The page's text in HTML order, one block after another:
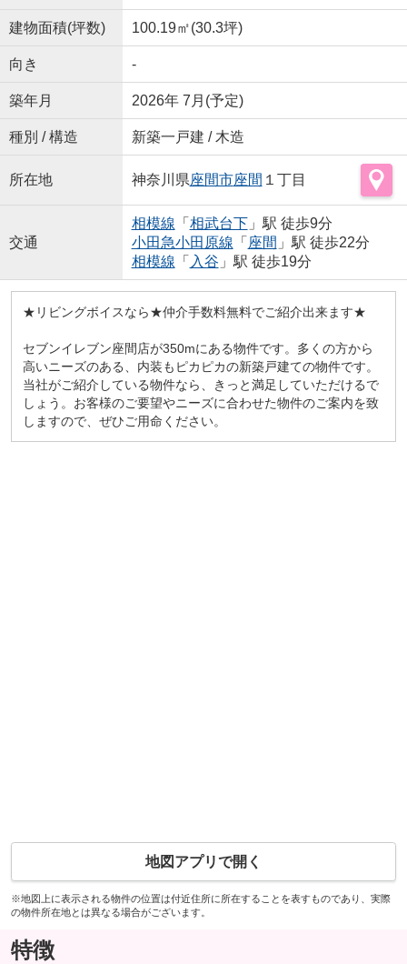
建物面積(坪数) 100.19㎡(30.3坪)
向き -
築年月 2026年 7月(予定)
種別 / 構造 新築一戸建 / 木造
所在地 神奈川県座間市座間 １丁目
交通
相模線 「 相武台下」駅 徒歩9分
小田急小田原線 「 座間 」駅 徒歩22分
相模線 「 入谷 」駅 徒歩19分
★リビングボイスなら★仲介手数料無料でご紹介出来ます★
セブンイレブン座間店が350mにある物件です。多くの方から
高いニーズのある、内装もピカピカの新築戸建ての物件です。
当社がご紹介している物件なら、きっと満足していただけるで
しょう。お客様のご要望やニーズに合わせた物件のご案内を致
しますので、ぜひご用命ください。
地図アプリで開く
※地図上に表示される物件の位置は付近住所に所在することを表すものであり、実際
の物件所在地とは異なる場合がございます。
特徴